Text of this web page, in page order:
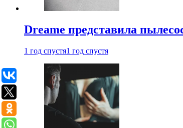
Dreame представила
1 год спустя1 год спустя